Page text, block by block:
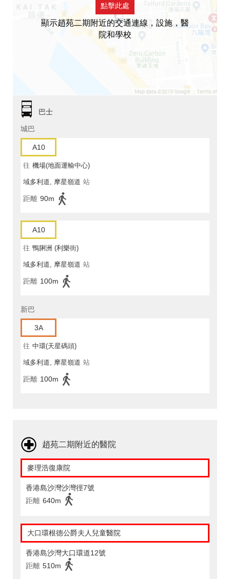
點擊此處
顯示趙苑二期附近的交通連線，設施，醫
院和學校
巴士
城巴
A10
往 機場(地面運輸中心)
域多利道, 摩星嶺道 站
距離 90m
A10
往 鴨脷洲 (利樂街)
域多利道, 摩星嶺道 站
距離 100m
新巴
3A
往 中環(天星碼頭)
域多利道, 摩星嶺道 站
距離 100m
趙苑二期附近的醫院
麥理浩復康院
香港島沙灣沙灣徑7號
距離 640m
大口環根德公爵夫人兒童醫院
香港島沙灣大口環道12號
距離 510m